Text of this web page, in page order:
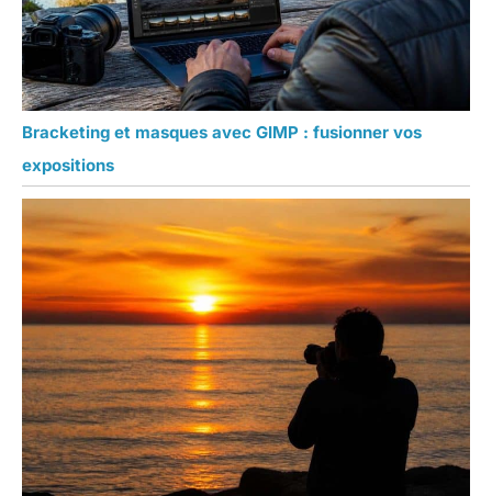
Bracketing et masques avec GIMP : fusionner vos
expositions